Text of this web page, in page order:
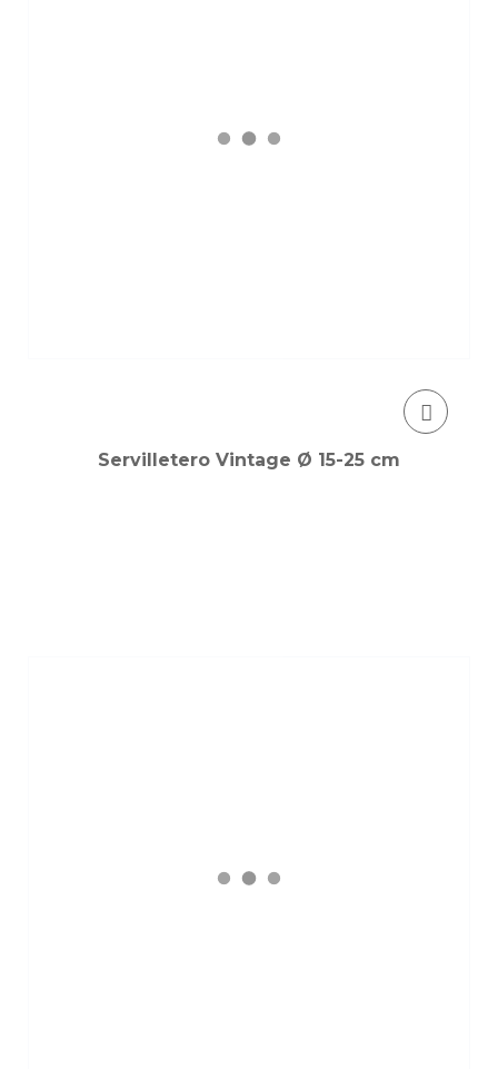
Servilletero Vintage Ø 15-25 cm